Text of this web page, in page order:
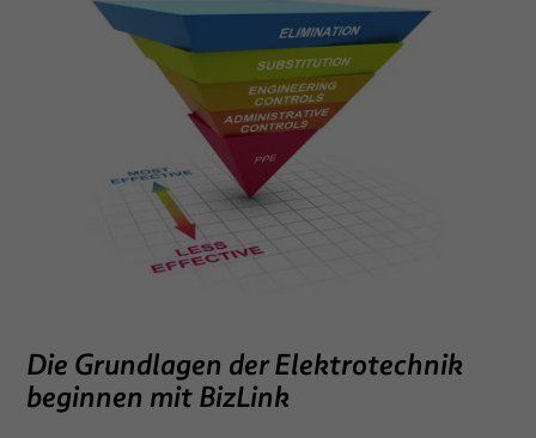
Die Grundlagen der Elektrotechnik
beginnen mit BizLink